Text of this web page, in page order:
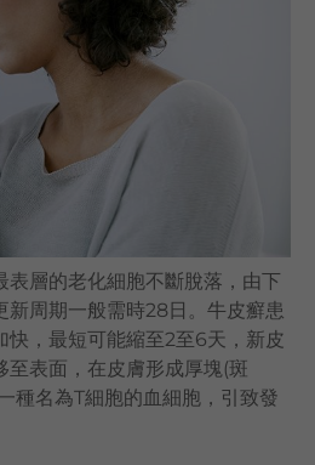
表層的老化細胞不斷脫落，由下
新周期一般需時28日。牛皮癬患
快，最短可能縮至2至6天，新皮
至表面，在皮膚形成厚塊(斑
種名為T細胞的血細胞，引致發